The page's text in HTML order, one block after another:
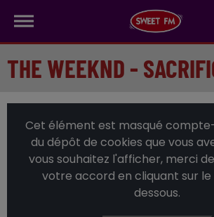
THE WEEKND -
Cet élément est masqué
du dépôt de cookies que vous
vous souhaitez l'afficher, merci
votre accord en cliquant sur
dessous.